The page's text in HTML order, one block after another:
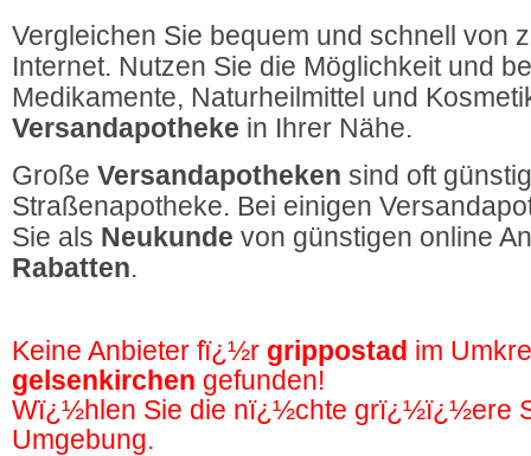
Vergleichen Sie bequem und schnell von
Internet. Nutzen Sie die Möglichkeit und
Medikamente, Naturheilmittel und
Versandapotheke in Ihrer Nähe.
Große Versandapotheken sind oft
Straßenapotheke. Bei einigen
Sie als Neukunde von günstigen online
Rabatten.
Keine Anbieter fï¿½r grippostad im
gelsenkirchen gefunden!
Wï¿½hlen Sie die nï¿½chte grï¿½ï¿½ere
Umgebung.